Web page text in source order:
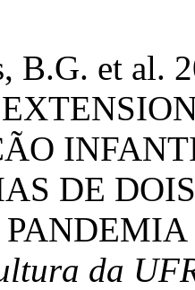
B.G. et al.
DE
da